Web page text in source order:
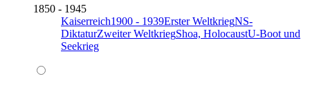
1850 - 1945
Kaiserreich1900 - 1939Erster WeltkriegNS-
DiktaturZweiter WeltkriegShoa, HolocaustU-Boot und
Seekrieg